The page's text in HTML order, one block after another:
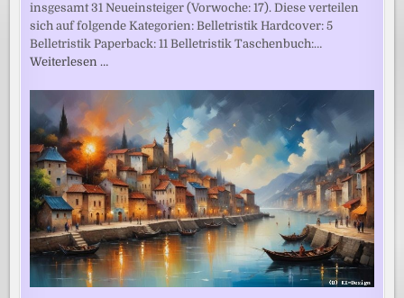
insgesamt 31 Neueinsteiger (Vorwoche: 17). Diese verteilen
sich auf folgende Kategorien: Belletristik Hardcover: 5
Belletristik Paperback: 11 Belletristik Taschenbuch:…
Weiterlesen …